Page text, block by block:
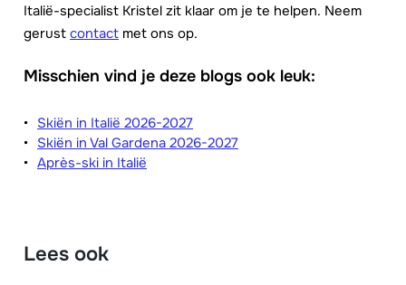
Italië-specialist Kristel zit klaar om je te helpen. Neem
gerust contact met ons op.
Misschien vind je deze blogs ook leuk:
Skiën in Italië 2026-2027
Skiën in Val Gardena 2026-2027
Après-ski in Italië
Lees ook